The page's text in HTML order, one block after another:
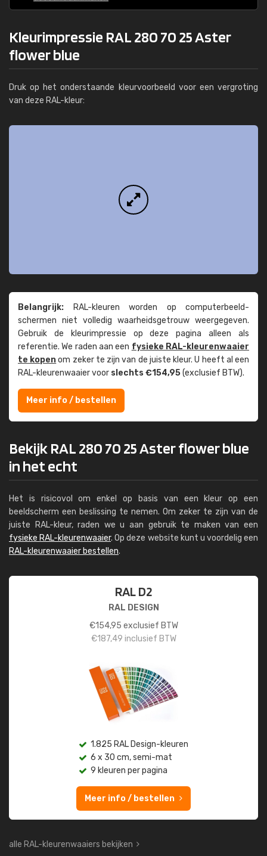
Kleurimpressie RAL 280 70 25 Aster
flower blue
Druk op het onderstaande kleurvoorbeeld voor een vergroting
van deze RAL-kleur:
Belangrijk: RAL-kleuren worden op computer­beeld­
schermen niet volledig waarheids­­getrouw weer­gegeven.
Gebruik de kleur­impressie op deze pagina alleen als
referentie. We raden aan een fysieke RAL-kleuren­waaier
te kopenom zeker te zijn van de juiste kleur. U heeft al een
RAL-kleuren­waaier voor slechts €154,95(exclusief BTW).
Meer info / bestellen
Bekijk RAL 280 70 25 Aster flower blue
in het echt
Het is risicovol om enkel op basis van een kleur op een
beeldscherm een beslissing te nemen. Om zeker te zijn van de
juiste RAL-kleur, raden we u aan gebruik te maken van een
fysieke RAL-kleurenwaaier. Op deze website kunt u voordelig een
RAL-kleurenwaaier bestellen.
RAL D2
RAL DESIGN
€154,95 exclusief BTW
€187,49 inclusief BTW
1.825 RAL Design-kleuren
6 x 30 cm, semi-mat
9 kleuren per pagina
Meer info / bestellen
alle RAL-kleurenwaaiers bekijken